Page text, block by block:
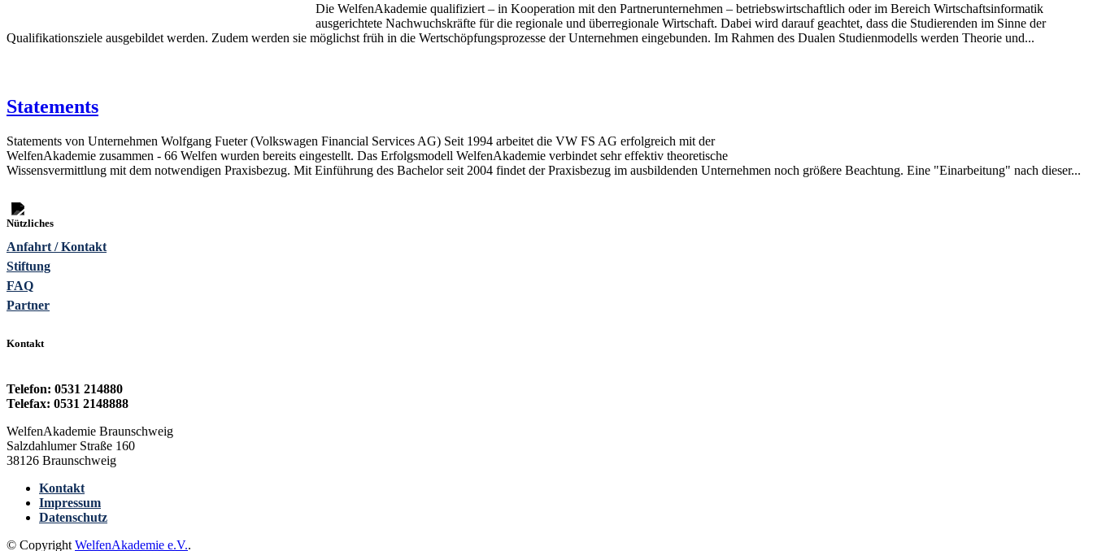
Die WelfenAkademie qualifiziert – in Kooperation mit den Partnerunternehmen – betriebs­wirtschaftlich oder im Bereich Wirtschaftsinformatik
ausgerichtete Nachwuchskräfte für die regionale und überregionale Wirtschaft. Dabei wird darauf geachtet, dass die Studierenden im Sinne der
Qualifikationsziele ausgebildet werden. Zudem werden sie möglichst früh in die Wertschöp­fungsprozesse der Un­ternehmen eingebunden. Im Rahmen des Dualen Studienmodells wer­den Theorie und...
Statements
Statements von Unternehmen Wolfgang Fueter (Volkswagen Financial Services AG) Seit 1994 arbeitet die VW FS AG erfolgreich mit der
WelfenAkademie zusammen - 66 Welfen wurden bereits eingestellt. Das Erfolgsmodell WelfenAkademie verbindet sehr effektiv theoretische
Wissensvermittlung mit dem notwendigen Praxisbezug. Mit Einführung des Bachelor seit 2004 findet der Praxisbezug im ausbildenden Unternehmen noch größere Beachtung. Eine "Einarbeitung" nach dieser...
Nützliches
Anfahrt / Kontakt
Stiftung
FAQ
Partner
Kontakt
Telefon: 0531 214880
Telefax: 0531 2148888
WelfenAkademie Braunschweig
Salzdahlumer Straße 160
38126 Braunschweig
Kontakt
Impressum
Datenschutz
© Copyright WelfenAkademie e.V..